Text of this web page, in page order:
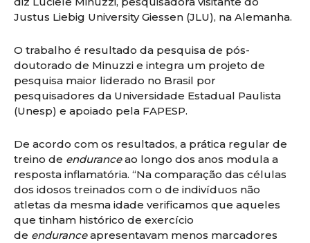
Justus Liebig University Giessen (JLU), na Alemanha.
O trabalho é resultado da pesquisa de pós-
doutorado de Minuzzi e integra um projeto de
pesquisa maior liderado no Brasil por
pesquisadores da Universidade Estadual Paulista
(Unesp) e apoiado pela FAPESP.
De acordo com os resultados, a prática regular de
treino de enduranceao longo dos anos modula a
resposta inflamatória. “Na comparação das células
dos idosos treinados com o de indivíduos não
atletas da mesma idade verificamos que aqueles
que tinham histórico de exercício
de enduranceapresentavam menos marcadores